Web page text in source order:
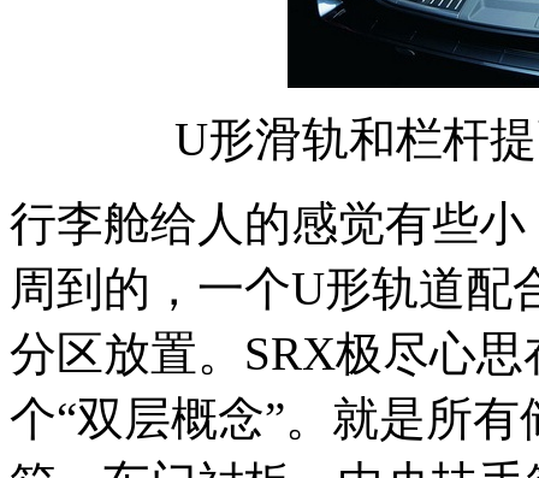
U形滑轨和栏杆
行李舱给人的感觉有些
周到的，一个U形轨道配
分区放置。SRX极尽心
个“双层概念”。就是所